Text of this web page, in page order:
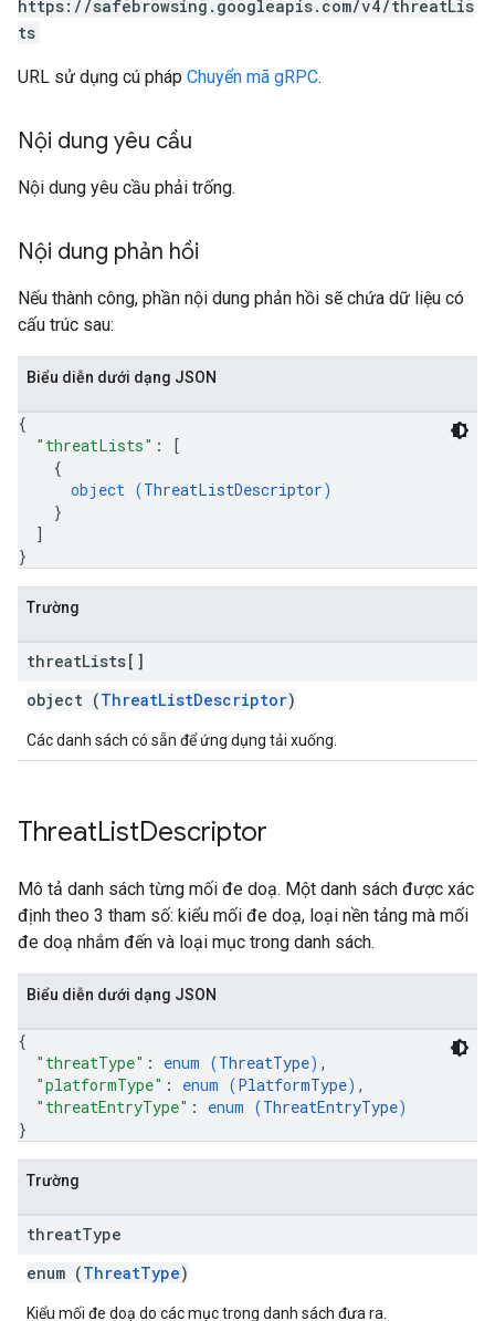
https://safebrowsing.googleapis.com/v4/threatLis
ts
URL sử dụng cú pháp Chuyển mã gRPC.
Nội dung yêu cầu
Nội dung yêu cầu phải trống.
Nội dung phản hồi
Nếu thành công, phần nội dung phản hồi sẽ chứa dữ liệu có
cấu trúc sau:
Biểu diễn dưới dạng JSON
{
"threatLists" :
[
{
object (ThreatListDescriptor)
}
]
}
Trường
threatLists[]
object (ThreatListDescriptor)
Các danh sách có sẵn để ứng dụng tải xuống.
ThreatListDescriptor
Mô tả danh sách từng mối đe doạ. Một danh sách được xác
định theo 3 tham số: kiểu mối đe doạ, loại nền tảng mà mối
đe doạ nhắm đến và loại mục trong danh sách.
Biểu diễn dưới dạng JSON
{
"threatType" : enum (ThreatType) ,
"platformType" : enum (PlatformType) ,
"threatEntryType" : enum (ThreatEntryType)
}
Trường
threatType
enum (ThreatType)
Kiểu mối đe doạ do các mục trong danh sách đưa ra.